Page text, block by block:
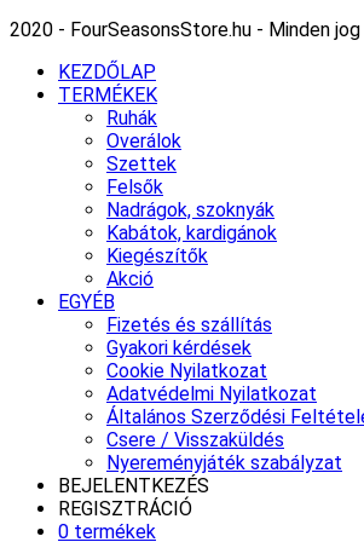
2020 - FourSeasonsStore.hu - Minden
KEZDŐLAP
TERMÉKEK
Ruhák
Overálok
Szettek
Felsők
Nadrágok, szoknyák
Kabátok, kardigánok
Kiegészítők
Akció
EGYÉB
Fizetés és szállítás
Gyakori kérdések
Cookie Nyilatkozat
Adatvédelmi Nyilatkozat
Általános Szerződési
Csere / Visszaküldés
Nyereményjáték szabályzat
BEJELENTKEZÉS
REGISZTRÁCIÓ
0 termékek